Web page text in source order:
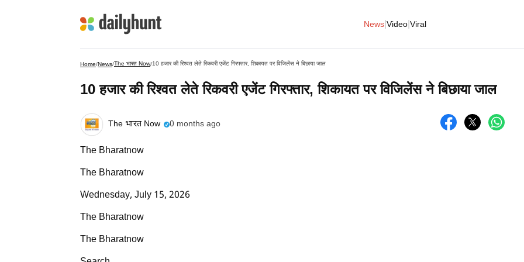
News Video Viral
Home/News/The भारत Now/10 हजार की रिश्वत लेते रिकवरी एजेंट गिरफ्तार, शिकायत पर विजिलेंस ने बिछाया जाल
10 हजार की रिश्वत लेते रिकवरी एजेंट गिरफ्तार, शिकायत पर विजिलेंस ने बिछाया जाल
The भारत Now 0 months ago
The Bharatnow
The Bharatnow
Wednesday, July 15, 2026
The Bharatnow
The Bharatnow